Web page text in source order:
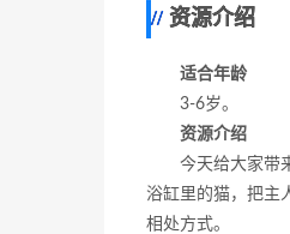
资源介绍
适合年龄
3-6岁。
资源介绍
今天给大家带
浴缸里的猫，把主
相处方式。